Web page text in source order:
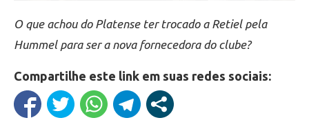
O que achou do Platense ter trocado a Retiel pela
Hummel para ser a nova fornecedora do clube?
Compartilhe este link em suas redes sociais: